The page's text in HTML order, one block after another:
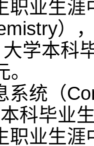
职业生
）
学本科
系统（
科毕业
职业生